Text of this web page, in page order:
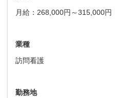
月給：268,000円～315,000円
業種
訪問看護
勤務地